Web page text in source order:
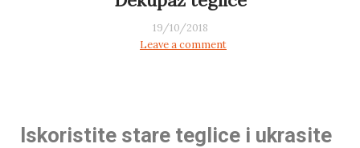
19/10/2018
Leave a comment
Iskoristite stare teglice i ukrasite